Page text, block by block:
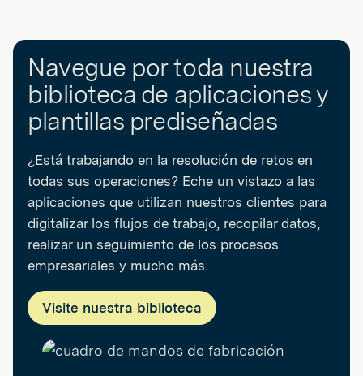
Navegue por toda nuestra
biblioteca de aplicaciones y
plantillas prediseñadas
¿Está trabajando en la resolución de retos en
todas sus operaciones? Eche un vistazo a las
aplicaciones que utilizan nuestros clientes para
digitalizar los flujos de trabajo, recopilar datos,
realizar un seguimiento de los procesos
empresariales y mucho más.
Visite nuestra biblioteca